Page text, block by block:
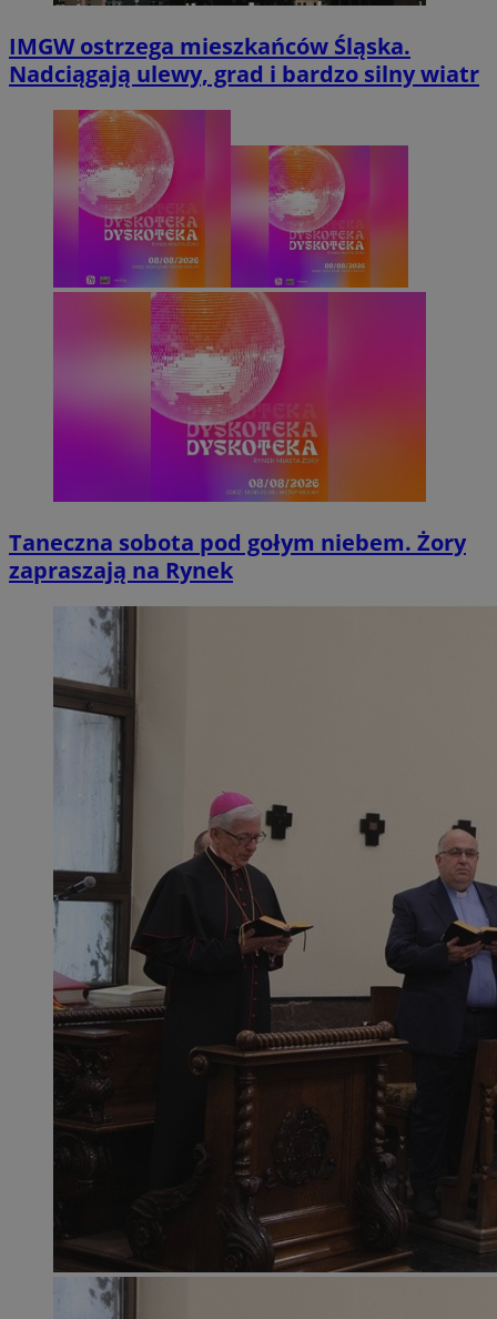
IMGW ostrzega mieszkańców Śląska.
Nadciągają ulewy, grad i bardzo silny wiatr
Taneczna sobota pod gołym niebem. Żory
zapraszają na Rynek